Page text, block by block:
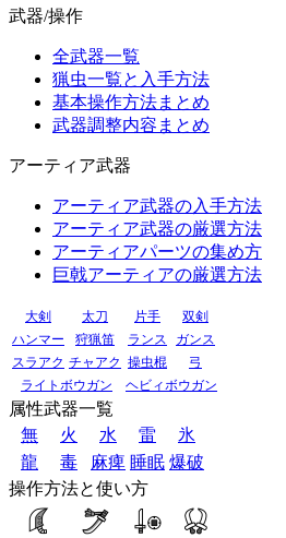
武器/操作
全武器一覧
猟虫一覧と入手方法
基本操作方法まとめ
武器調整内容まとめ
アーティア武器
アーティア武器の入手方法
アーティア武器の厳選方法
アーティアパーツの集め方
巨戟アーティアの厳選方法
大剣 太刀 片手
双剣
ハンマー
狩猟笛 ランス
ガンス
スラアク チャアク 操虫棍
弓
ライトボウガン
ヘビィボウガン
属性武器一覧
無
火 水 雷
氷
龍
毒 麻痺 睡眠 爆破
操作方法と使い方